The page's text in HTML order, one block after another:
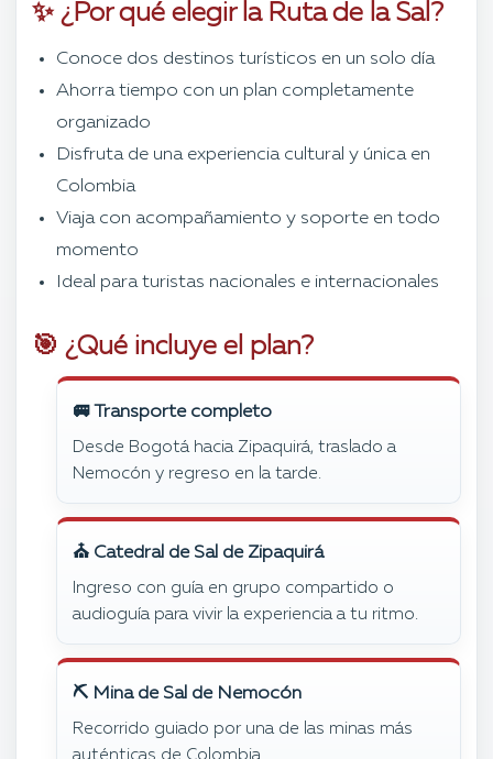
✨ ¿Por qué elegir la Ruta de la Sal?
Conoce dos destinos turísticos en un solo día
Ahorra tiempo con un plan completamente
organizado
Disfruta de una experiencia cultural y única en
Colombia
Viaja con acompañamiento y soporte en todo
momento
Ideal para turistas nacionales e internacionales
🎯 ¿Qué incluye el plan?
🚐 Transporte completo
Desde Bogotá hacia Zipaquirá, traslado a
Nemocón y regreso en la tarde.
⛪ Catedral de Sal de Zipaquirá
Ingreso con guía en grupo compartido o
audioguía para vivir la experiencia a tu ritmo.
⛏ Mina de Sal de Nemocón
Recorrido guiado por una de las minas más